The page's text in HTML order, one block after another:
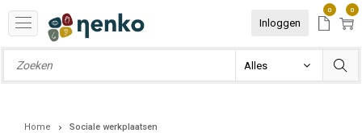
Inloggen
0 0
Home Sociale werkplaatsen